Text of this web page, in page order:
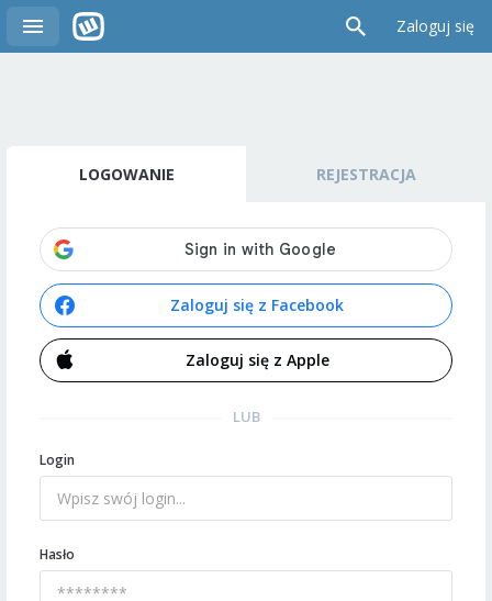
Zaloguj się
LOGOWANIE REJESTRACJA
Zaloguj się z Facebook
Zaloguj się z Apple
LUB
Login
Hasło